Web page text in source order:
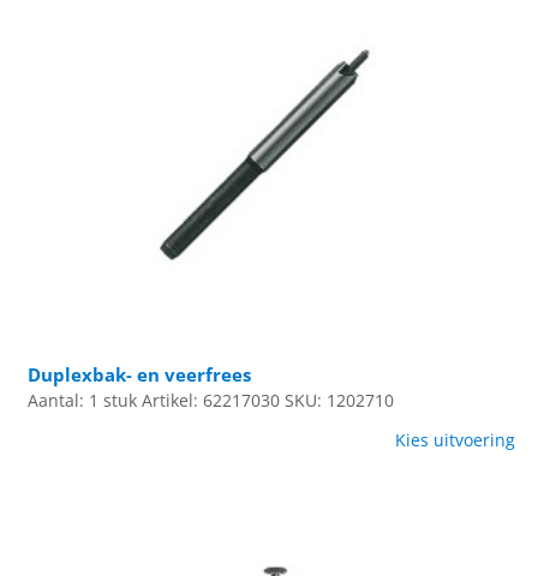
Duplexbak- en veerfrees
Aantal: 1 stuk Artikel: 62217030 SKU: 1202710
Kies uitvoering